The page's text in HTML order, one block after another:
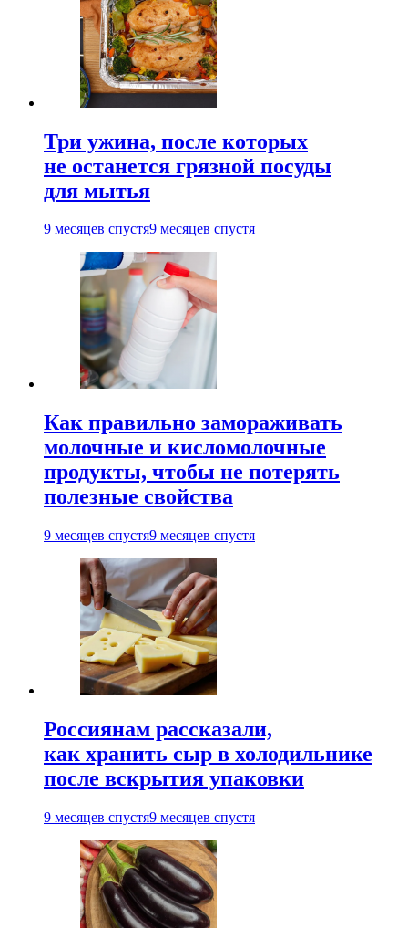
Три ужина, после которых
не останется грязной посуды
для мытья
9 месяцев спустя9 месяцев спустя
Как правильно замораживать
молочные и кисломолочные
продукты, чтобы не потерять
полезные свойства
9 месяцев спустя9 месяцев спустя
Россиянам рассказали,
как хранить сыр в холодильнике
после вскрытия упаковки
9 месяцев спустя9 месяцев спустя